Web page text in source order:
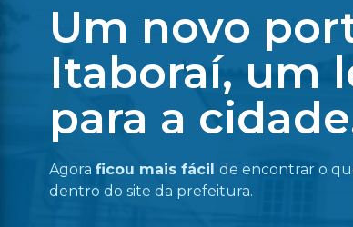
Um novo
Itaboraí, um
para a
Agora ficou mais fácil de encontrar o
dentro do site da prefeitura.